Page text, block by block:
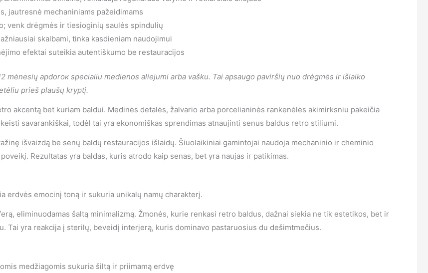
jautresnė mechaniniams pažeidimams
venk drėgmės ir tiesioginių saulės spindulių
skalbami, tinka kasdieniam naudojimui
efektai suteikia autentiškumo be restauracijos
mėnesių apdorок specialiu medienos aliejumi arba vašku. Tai apsaugo paviršių nuo drėgmės ir išlaiko
prieš plaušų kryptį.
akcentą bet kuriam baldui. Medinės detalės, žalvario arba porcelianinės rankenėlės akimirksniu pakeičia
savarankiškai, todėl tai yra ekonomiškas sprendimas atnaujinti senus baldus retro stiliumi.
išvaizdą be senų baldų restauracijos išlaidų. Šiuolaikiniai gamintojai naudoja mechaninio ir cheminio
Rezultatas yra baldas, kuris atrodo kaip senas, bet yra naujas ir patikimas.
erdvės emocinį toną ir sukuria unikalų namų charakterį.
eliminuodamas šaltą minimalizmą. Žmonės, kurie renkasi retro baldus, dažnai siekia ne tik estetikos, bet ir
Tai yra reakcija į sterilų, beveidį interjerą, kuris dominavo pastaruosius du dešimtmečius.
medžiagomis sukuria šiltą ir priimamą erdvę